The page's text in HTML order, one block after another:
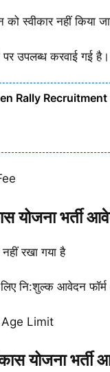
स्वीकार नहीं किया
पर उपलब्ध करवाई गई है।
Rally
योजना भर्ती
रखा गया है
नि:शुल्क आवेदन
Limit
योजना भर्ती